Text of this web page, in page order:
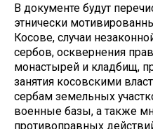
В документе будут
этнически
Косове, случаи
сербов, осквернения
монастырей и кладбищ,
занятия косовскими
сербам земельных
военные базы, а также
противоправных